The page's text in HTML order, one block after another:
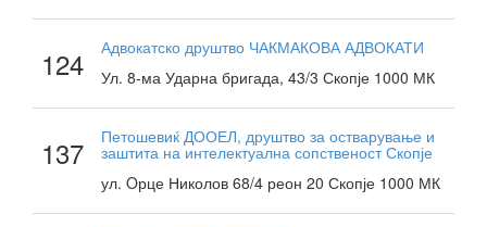
124
Адвокатско друштво ЧАКМАКОВА АДВОКАТИ
Ул. 8-ма Ударна бригада, 43/3 Скопје 1000 МК
137 Петошевиќ ДООЕЛ, друштво за остварување и
заштита на интелектуална сопственост Скопје
ул. Oрце Николов 68/4 реон 20 Скопје 1000 МК